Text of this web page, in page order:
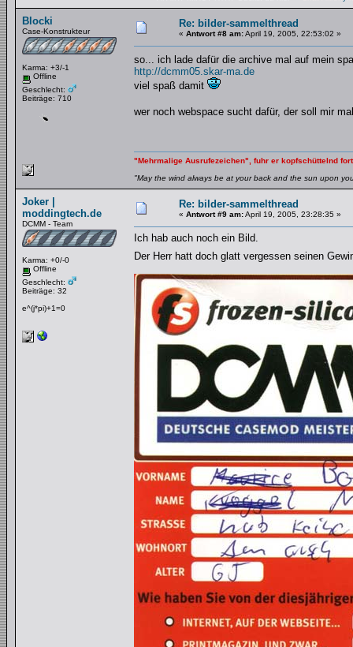
Blocki
Case-Konstrukteur
Karma: +3/-1
Offline
Geschlecht:
Beiträge: 710
Re: bilder-sammelthread
« Antwort #8 am:April 19, 2005, 22:53:02 »
so... ich lade dafür die archive mal auf mein
http://dcmm05.skar-ma.de
viel spaß damit
wer noch webspace sucht dafür, der soll mir
"Mehrmalige Ausrufezeichen", fuhr er kopfschüttelnd
"May the wind always be at your back and the sun upon
Joker |
moddingtech.de
DCMM - Team
Karma: +0/-0
Offline
Geschlecht:
Beiträge: 32
e^(j*pi)+1=0
Re: bilder-sammelthread
« Antwort #9 am:April 19, 2005, 23:28:35 »
Ich hab auch noch ein Bild.
Der Herr hatt doch glatt vergessen seinen